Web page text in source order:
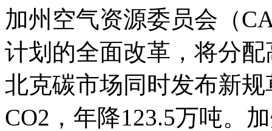
加州空气资源委员会（
计划的全面改革，将分
北克碳市场同时发布新
CO2，年降123.5万吨。